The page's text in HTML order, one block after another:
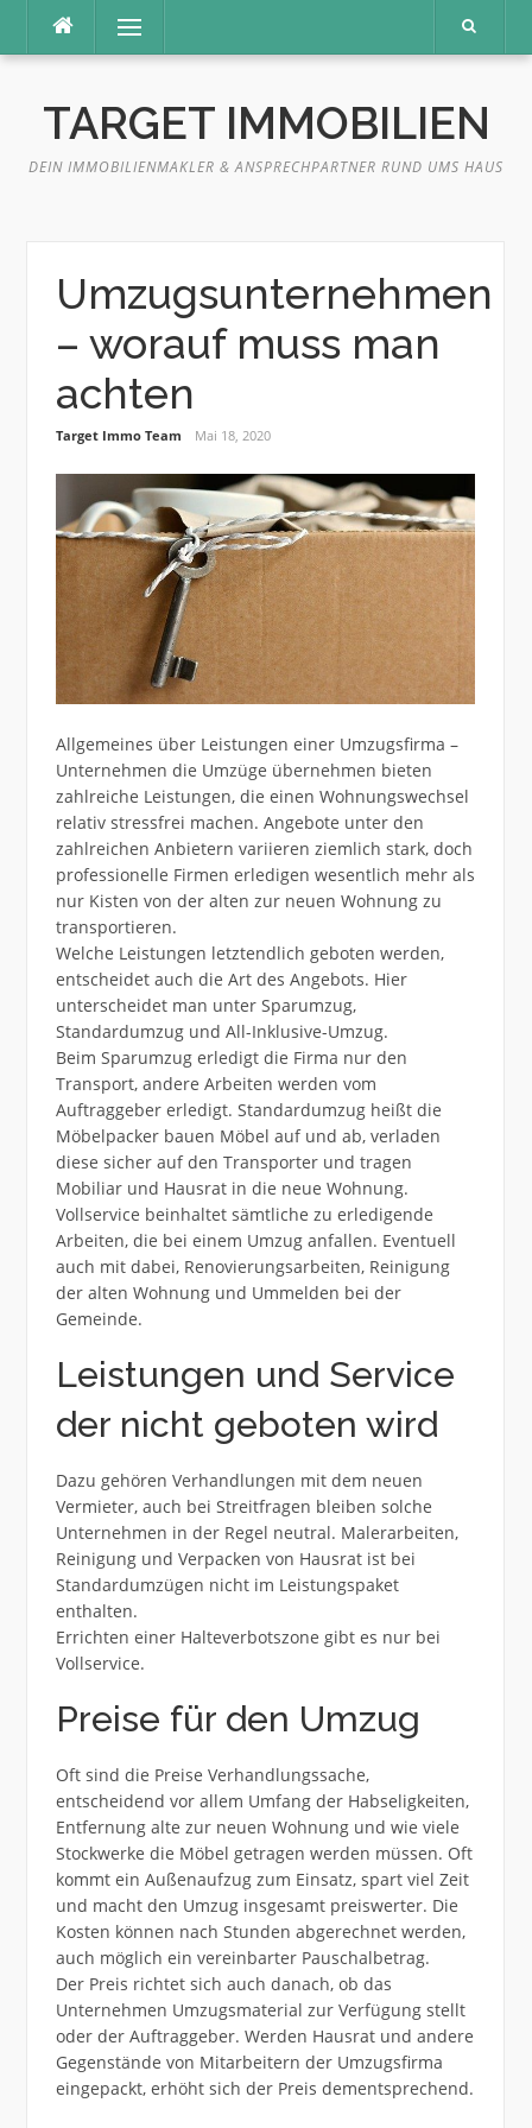
Inhalt
Menü
TARGET IMMOBILIEN
DEIN IMMOBILIENMAKLER & ANSPRECHPARTNER RUND UMS HAUS
Umzugsunternehmen
– worauf muss man
achten
Target Immo Team Mai 18, 2020
Allgemeines über Leistungen einer Umzugsfirma –
Unternehmen die Umzüge übernehmen bieten
zahlreiche Leistungen, die einen Wohnungswechsel
relativ stressfrei machen. Angebote unter den
zahlreichen Anbietern variieren ziemlich stark, doch
professionelle Firmen erledigen wesentlich mehr als
nur Kisten von der alten zur neuen Wohnung zu
transportieren.
Welche Leistungen letztendlich geboten werden,
entscheidet auch die Art des Angebots. Hier
unterscheidet man unter Sparumzug,
Standardumzug und All-Inklusive-Umzug.
Beim Sparumzug erledigt die Firma nur den
Transport, andere Arbeiten werden vom
Auftraggeber erledigt. Standardumzug heißt die
Möbelpacker bauen Möbel auf und ab, verladen
diese sicher auf den Transporter und tragen
Mobiliar und Hausrat in die neue Wohnung.
Vollservice beinhaltet sämtliche zu erledigende
Arbeiten, die bei einem Umzug anfallen. Eventuell
auch mit dabei, Renovierungsarbeiten, Reinigung
der alten Wohnung und Ummelden bei der
Gemeinde.
Leistungen und Service
der nicht geboten wird
Dazu gehören Verhandlungen mit dem neuen
Vermieter, auch bei Streitfragen bleiben solche
Unternehmen in der Regel neutral. Malerarbeiten,
Reinigung und Verpacken von Hausrat ist bei
Standardumzügen nicht im Leistungspaket
enthalten.
Errichten einer Halteverbotszone gibt es nur bei
Vollservice.
Preise für den Umzug
Oft sind die Preise Verhandlungssache,
entscheidend vor allem Umfang der Habseligkeiten,
Entfernung alte zur neuen Wohnung und wie viele
Stockwerke die Möbel getragen werden müssen. Oft
kommt ein Außenaufzug zum Einsatz, spart viel Zeit
und macht den Umzug insgesamt preiswerter. Die
Kosten können nach Stunden abgerechnet werden,
auch möglich ein vereinbarter Pauschalbetrag.
Der Preis richtet sich auch danach, ob das
Unternehmen Umzugsmaterial zur Verfügung stellt
oder der Auftraggeber. Werden Hausrat und andere
Gegenstände von Mitarbeitern der Umzugsfirma
eingepackt, erhöht sich der Preis dementsprechend.